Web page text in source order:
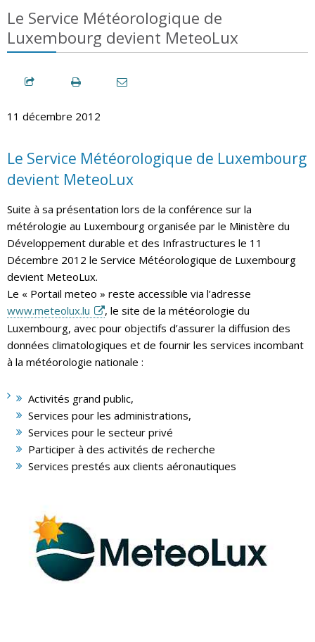
Le Service Météorologique de
Luxembourg devient MeteoLux
11 décembre 2012
Le Service Météorologique de Luxembourg
devient MeteoLux
Suite à sa présentation lors de la conférence sur la
métérologie au Luxembourg organisée par le Ministère du
Développement durable et des Infrastructures le 11
Décembre 2012 le Service Météorologique de Luxembourg
devient MeteoLux.
Le « Portail meteo » reste accessible via l’adresse
www.meteolux.lu
, le site de la météorologie du
Luxembourg, avec pour objectifs d’assurer la diffusion des
données climatologiques et de fournir les services incombant
à la météorologie nationale :
Activités grand public,
Services pour les administrations,
Services pour le secteur privé
Participer à des activités de recherche
Services prestés aux clients aéronautiques